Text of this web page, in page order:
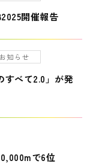
開催報告
お知らせ
すべて2.0」が発
で6位